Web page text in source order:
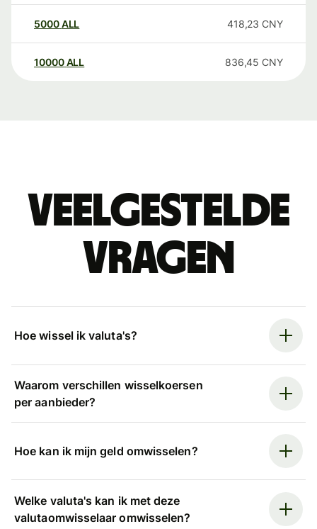
5000ALL 418,23 CNY
10000 ALL 836,45 CNY
Veelgestelde
vragen
Hoe wissel ik valuta's?
Waarom verschillen wisselkoersen
per aanbieder?
Hoe kan ik mijn geld omwisselen?
Welke valuta's kan ik met deze
valutaomwisselaar omwisselen?